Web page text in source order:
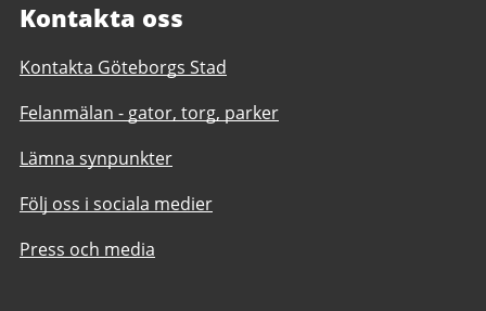
Kontakta oss
Kontakta Göteborgs Stad
Felanmälan - gator, torg, parker
Lämna synpunkter
Följ oss i sociala medier
Press och media